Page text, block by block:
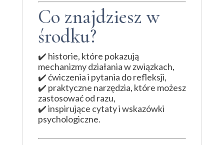
Co znajdziesz w
środku?
✔️ historie, które pokazują
mechanizmy działania w związkach,
✔️ ćwiczenia i pytania do refleksji,
✔️ praktyczne narzędzia, które możesz
zastosować od razu,
✔️ inspirujące cytaty i wskazówki
psychologiczne.